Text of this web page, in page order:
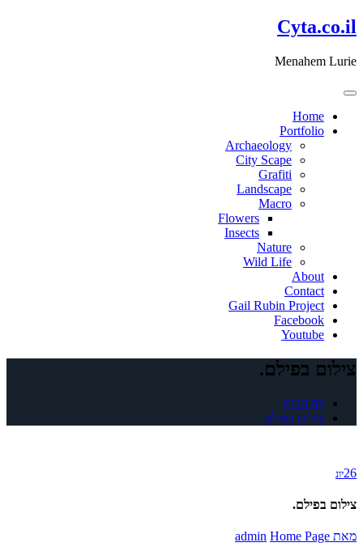
דלג
לתוכן
Cyta.co.il
Menahem Lurie
Home
Portfolio
Archaeology
City Scape
Grafiti
Landscape
Macro
Flowers
Insects
Nature
Wild Life
About
Contact
Gail Rubin Project
Facebook
Youtube
צילום בפילם.
דף הבית
צילום בפילם.
26יונ
צילום בפילם.
מאת admin Home Page